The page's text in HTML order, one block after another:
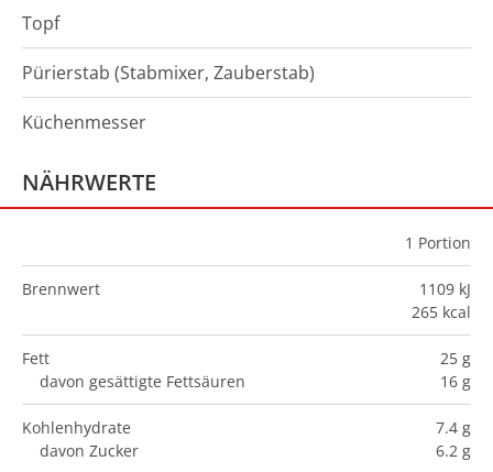
Topf
Pürierstab (Stabmixer, Zauberstab)
Küchenmesser
NÄHRWERTE
1 Portion
Brennwert
1109 kJ
265 kcal
Fett
25 g
davon gesättigte Fettsäuren
16 g
Kohlenhydrate
7.4 g
davon Zucker
6.2 g